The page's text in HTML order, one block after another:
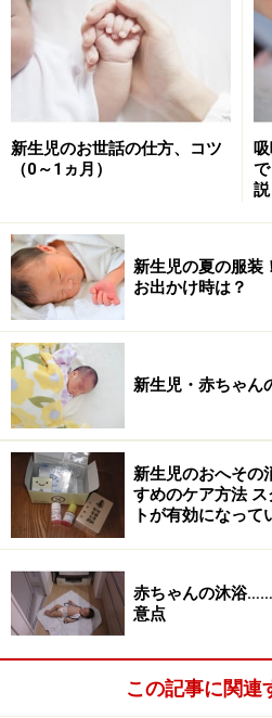
新生児のお世話の仕方、コツ
（0～1ヵ月）
説
新生児の夏の服装
お出かけ時は？
新生児・赤ちゃん
新生児のおへその
すめのケア方法
トが有効になって
赤ちゃんの沐浴
意点
この記事に関連